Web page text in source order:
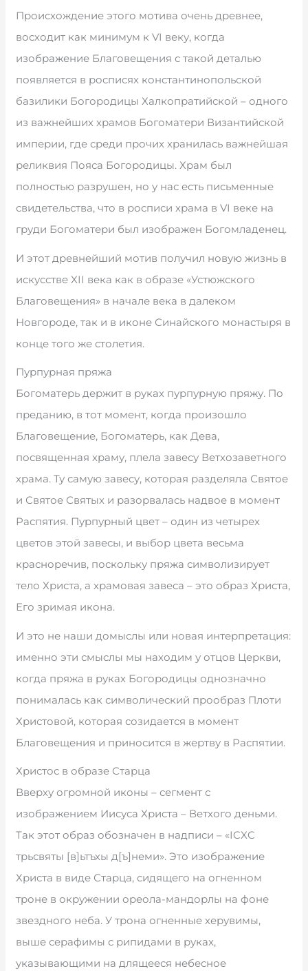
Происхождение этого мотива очень древнее,
восходит как минимум к VI веку, когда
изображение Благовещения с такой деталью
появляется в росписях константинопольской
базилики Богородицы Халкопратийской – одного
из важнейших храмов Богоматери Византийской
империи, где среди прочих хранилась важнейшая
реликвия Пояса Богородицы. Храм был
полностью разрушен, но у нас есть письменные
свидетельства, что в росписи храма в VI веке на
груди Богоматери был изображен Богомладенец.
И этот древнейший мотив получил новую жизнь в
искусстве XII века как в образе «Устюжского
Благовещения» в начале века в далеком
Новгороде, так и в иконе Синайского монастыря в
конце того же столетия.
Пурпурная пряжа
Богоматерь держит в руках пурпурную пряжу. По
преданию, в тот момент, когда произошло
Благовещение, Богоматерь, как Дева,
посвященная храму, плела завесу Ветхозаветного
храма. Ту самую завесу, которая разделяла Святое
и Святое Святых и разорвалась надвое в момент
Распятия. Пурпурный цвет – один из четырех
цветов этой завесы, и выбор цвета весьма
красноречив, поскольку пряжа символизирует
тело Христа, а храмовая завеса – это образ Христа,
Его зримая икона.
И это не наши домыслы или новая интерпретация:
именно эти смыслы мы находим у отцов Церкви,
когда пряжа в руках Богородицы однозначно
понималась как символический прообраз Плоти
Христовой, которая созидается в момент
Благовещения и приносится в жертву в Распятии.
Христос в образе Старца
Вверху огромной иконы – сегмент с
изображением Иисуса Христа – Ветхого деньми.
Так этот образ обозначен в надписи – «ICXC
трьсвяты [в]ьтъхы д[ъ]неми». Это изображение
Христа в виде Старца, сидящего на огненном
троне в окружении ореола-мандорлы на фоне
звездного неба. У трона огненные херувимы,
выше серафимы с рипидами в руках,
указывающими на длящееся небесное